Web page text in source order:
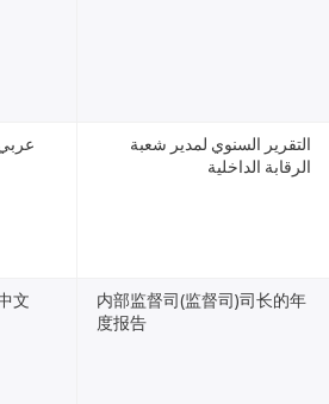
التقرير السنوي لمدير شعبة
الرقابة الداخلية
文
内部监督司(监督司)司长的年
度报告